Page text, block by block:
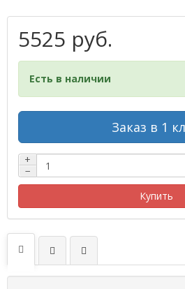
5525 руб.
Есть в наличии
Заказ в 1
+
−
Купить